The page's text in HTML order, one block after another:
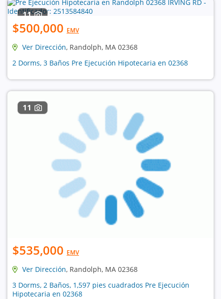
11
$500,000 EMV
Ver Dirección, Randolph, MA 02368
2 Dorms, 3 Baños Pre Ejecución Hipotecaria en 02368
11
$535,000 EMV
Ver Dirección, Randolph, MA 02368
3 Dorms, 2 Baños, 1,597 pies cuadrados Pre Ejecución
Hipotecaria en 02368